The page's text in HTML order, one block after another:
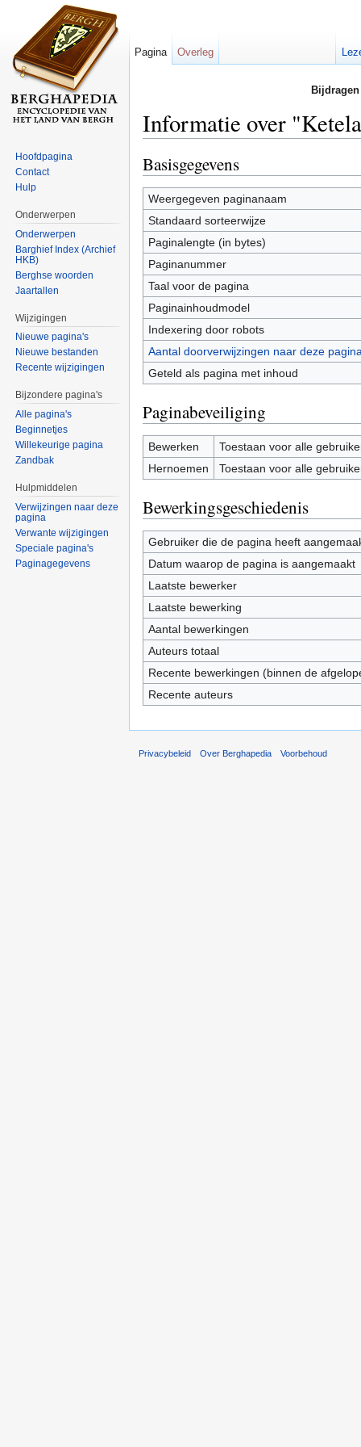
Informatie over
Basisgegevens
Weergegeven paginanaam
Standaard sorteerwijze
Paginalengte (in bytes)
Paginanummer
Taal voor de pagina
Paginainhoudmodel
Indexering door robots
Aantal doorverwijzingen naar deze
Geteld als pagina met inhoud
Paginabeveiliging
Bewerken
Toestaan voor alle
Hernoemen
Toestaan voor alle
Bewerkingsgeschiedenis
Gebruiker die de pagina heeft
Datum waarop de pagina is aangemaakt
Laatste bewerker
Laatste bewerking
Aantal bewerkingen
Auteurs totaal
Recente bewerkingen (binnen de
Recente auteurs
Pagina Overleg
Hoofdpagina
Contact
Hulp
Onderwerpen
Onderwerpen
Barghief Index (Archief
HKB)
Berghse woorden
Jaartallen
Wijzigingen
Nieuwe pagina's
Nieuwe bestanden
Recente wijzigingen
Bijzondere pagina's
Alle pagina's
Beginnetjes
Willekeurige pagina
Zandbak
Hulpmiddelen
Verwijzingen naar deze
pagina
Verwante wijzigingen
Speciale pagina's
Paginagegevens
Privacybeleid Over Berghapedia Voorbehoud